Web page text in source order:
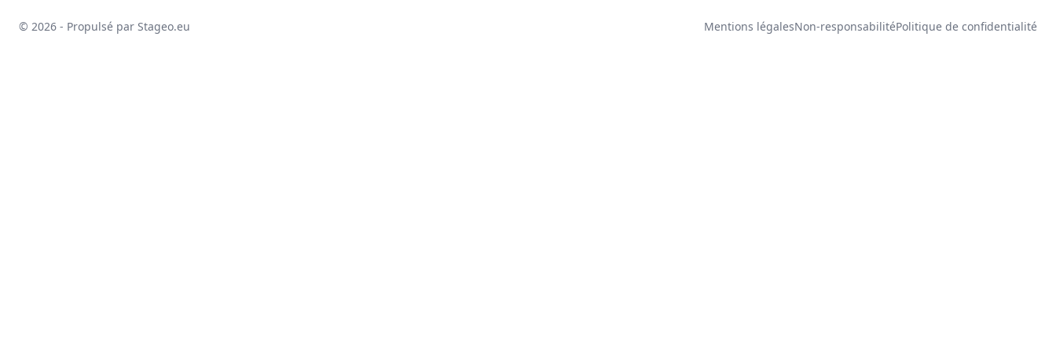
© 2026 - Propulsé par Stageo.eu Mentions légalesNon-responsabilitéPolitique de confidentialité